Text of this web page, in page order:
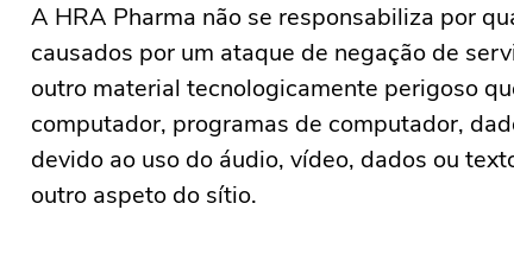
A HRA Pharma não se responsabiliza por
causados por um ataque de negação de
outro material tecnologicamente perigoso
computador, programas de computador,
devido ao uso do áudio, vídeo, dados ou
outro aspeto do sítio.